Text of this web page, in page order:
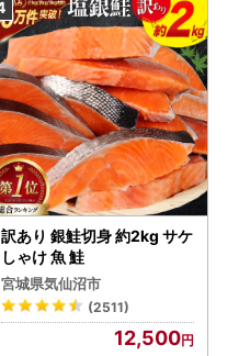
訳あり 銀鮭切身 約2kg サケ
しゃけ 魚 鮭
宮城県気仙沼市
(2511)
12,500